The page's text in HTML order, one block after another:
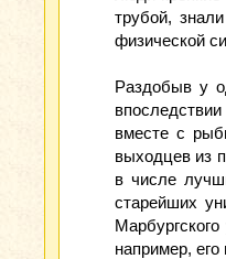
трубой,
физической
Раздобыв у
вместе с
выходцев из
в числе
старейших
например,